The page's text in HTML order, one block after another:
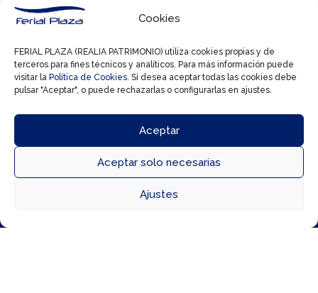
Cookies
FERIAL PLAZA (REALIA PATRIMONIO) utiliza cookies propias y de
terceros para fines técnicos y analíticos. Para más información puede
visitar la Política de Cookies. Si desea aceptar todas las cookies debe
pulsar "Aceptar", o puede rechazarlas o configurarlas en ajustes.
Aceptar
Aceptar solo necesarias
Ajustes
Basket
Cervantes.
Puerta
de
María
(Ciudad